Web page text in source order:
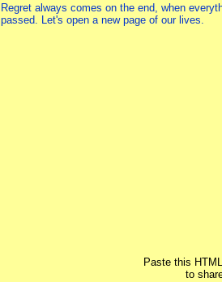
Regret always comes on the end, when
passed. Let's open a new page of our lives.
Paste this
to